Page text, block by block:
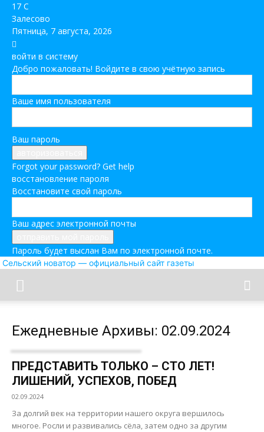
17 C
Залесово
Пятница, 7 августа, 2026
войти в систему
Добро пожаловать! Войдите в свою учётную запись
Ваше имя пользователя
Ваш пароль
Forgot your password? Get help
восстановление пароля
Восстановите свой пароль
Ваш адрес электронной почты
Пароль будет выслан Вам по электронной почте.
Сельский новатор — официальный сайт газеты
Ежедневные Архивы: 02.09.2024
ПРЕДСТАВИТЬ ТОЛЬКО – СТО ЛЕТ!
ЛИШЕНИЙ, УСПЕХОВ, ПОБЕД
02.09.2024
За долгий век на территории нашего округа вершилось
многое. Росли и развивались сёла, затем одно за другим